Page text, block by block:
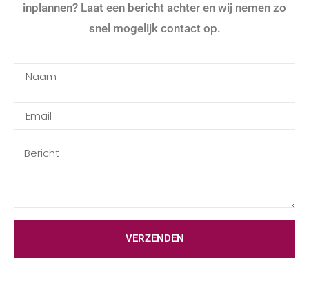
inplannen? Laat een bericht achter en wij nemen zo
snel mogelijk contact op.
VERZENDEN